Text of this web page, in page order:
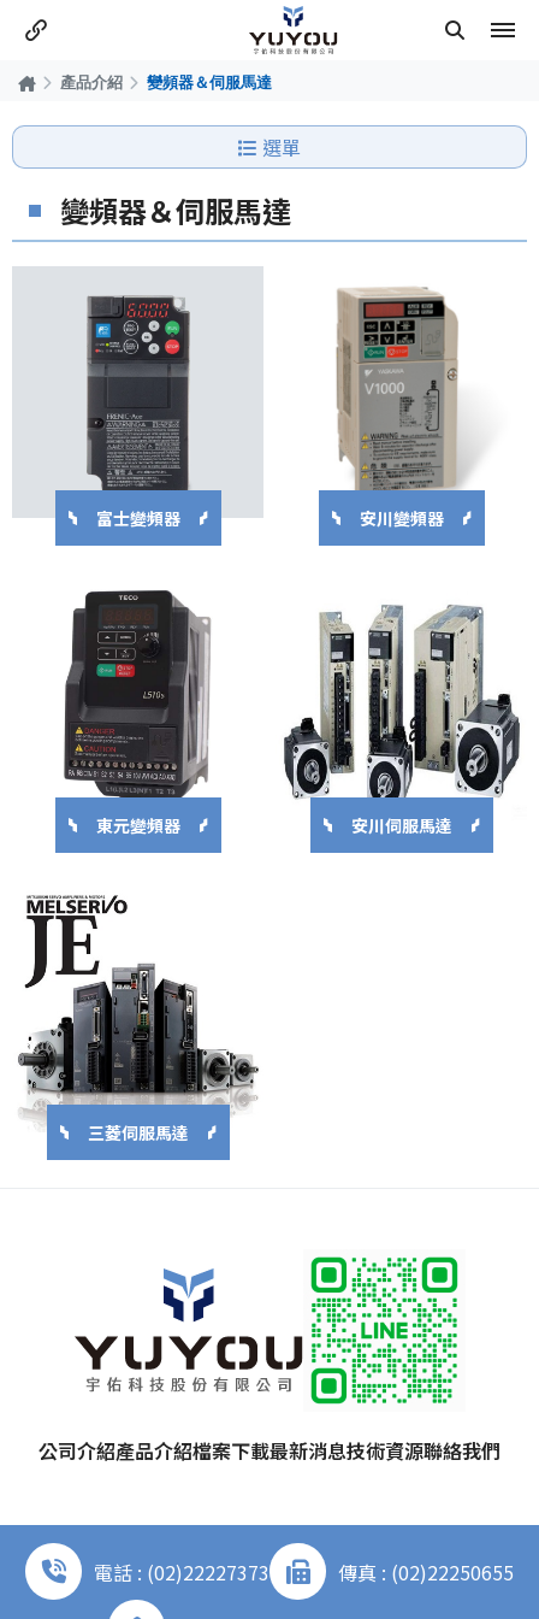
產品介紹 變頻器＆伺服馬達
選單
變頻器＆伺服馬達
富士變頻器 安川變頻器
東元變頻器 安川伺服馬達
三菱伺服馬達
公司介紹產品介紹檔案下載最新消息技術資源聯絡我們
電話 : (02)22227373
傳真 : (02)22250655